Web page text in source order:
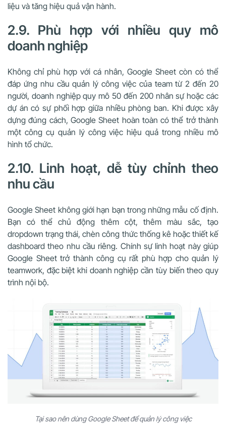
liệu và tăng hiệu quả vận hành.
2.9. Phù hợp với nhiều quy mô
doanh nghiệp
Không chỉ phù hợp với cá nhân, Google Sheet còn có thể
đáp ứng nhu cầu quản lý công việc của team từ 2 đến 20
người, doanh nghiệp quy mô 50 đến 200 nhân sự hoặc các
dự án có sự phối hợp giữa nhiều phòng ban. Khi được xây
dựng đúng cách, Google Sheet hoàn toàn có thể trở thành
một công cụ quản lý công việc hiệu quả trong nhiều mô
hình tổ chức.
2.10. Linh hoạt, dễ tùy chỉnh theo
nhu cầu
Google Sheet không giới hạn bạn trong những mẫu cố định.
Bạn có thể chủ động thêm cột, thêm màu sắc, tạo
dropdown trạng thái, chèn công thức thống kê hoặc thiết kế
dashboard theo nhu cầu riêng. Chính sự linh hoạt này giúp
Google Sheet trở thành công cụ rất phù hợp cho quản lý
teamwork, đặc biệt khi doanh nghiệp cần tùy biến theo quy
trình nội bộ.
Tại sao nên dùng Google Sheet để quản lý công việc